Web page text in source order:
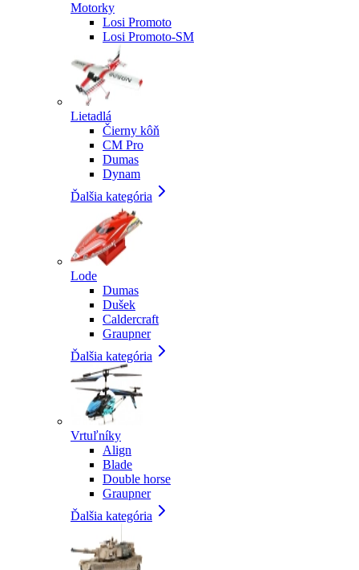
Motorky
Losi Promoto
Losi Promoto-SM
Lietadlá
Čierny kôň
CM Pro
Dumas
Dynam
Ďalšia kategória
Lode
Dumas
Dušek
Caldercraft
Graupner
Ďalšia kategória
Vrtuľníky
Align
Blade
Double horse
Graupner
Ďalšia kategória